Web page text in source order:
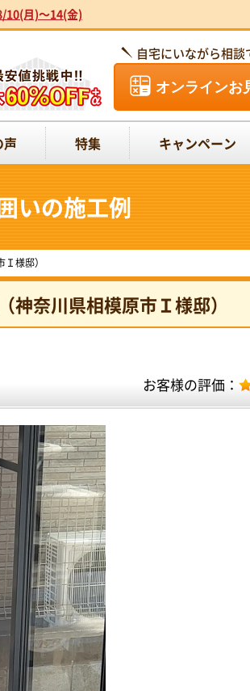
10(月)～14(金)
自宅にいながら相談
オンラインお
声 特集 キャンペーン
いの施工例
様邸）
奈川県相模原市Ｉ様邸）
お客様の評価：